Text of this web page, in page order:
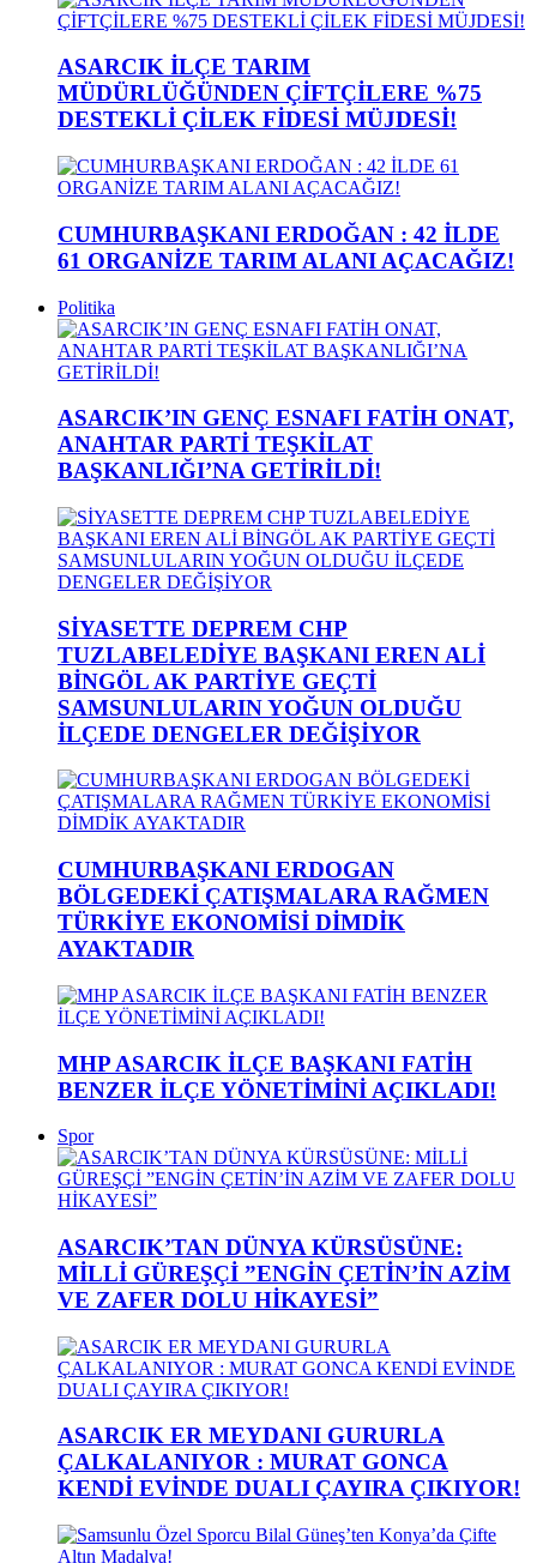
ASARCIK İLÇE TARIM
MÜDÜRLÜĞÜNDEN ÇİFTÇİLERE %75
DESTEKLİ ÇİLEK FİDESİ MÜJDESİ!
CUMHURBAŞKANI ERDOĞAN : 42 İLDE
61 ORGANİZE TARIM ALANI AÇACAĞIZ!
Politika
ASARCIK’IN GENÇ ESNAFI FATİH ONAT,
ANAHTAR PARTİ TEŞKİLAT
BAŞKANLIĞI’NA GETİRİLDİ!
SİYASETTE DEPREM CHP
TUZLABELEDİYE BAŞKANI EREN ALİ
BİNGÖL AK PARTİYE GEÇTİ
SAMSUNLULARIN YOĞUN OLDUĞU
İLÇEDE DENGELER DEĞİŞİYOR
CUMHURBAŞKANI ERDOGAN
BÖLGEDEKİ ÇATIŞMALARA RAĞMEN
TÜRKİYE EKONOMİSİ DİMDİK
AYAKTADIR
MHP ASARCIK İLÇE BAŞKANI FATİH
BENZER İLÇE YÖNETİMİNİ AÇIKLADI!
Spor
ASARCIK’TAN DÜNYA KÜRSÜSÜNE:
MİLLİ GÜREŞÇİ ”ENGİN ÇETİN’İN AZİM
VE ZAFER DOLU HİKAYESİ”
ASARCIK ER MEYDANI GURURLA
ÇALKALANIYOR : MURAT GONCA
KENDİ EVİNDE DUALI ÇAYIRA ÇIKIYOR!